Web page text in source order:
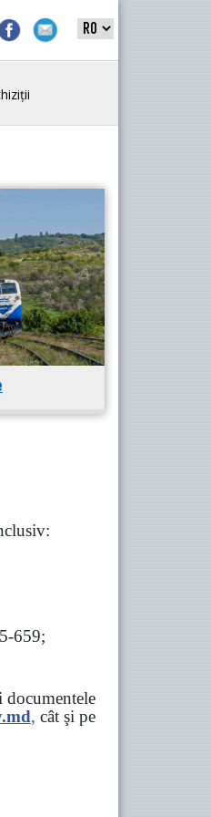
659;
documentele
, cât şi pe